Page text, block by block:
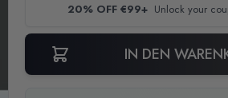
20% OFF €99+ Unlock your
IN DEN